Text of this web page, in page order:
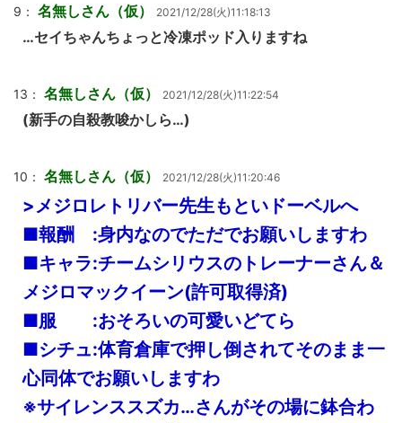
9： 名無しさん（仮） 2021/12/28(火)11:18:13
…セイちゃんちょっと冷凍ポッド入りますね
13： 名無しさん（仮） 2021/12/28(火)11:22:54
(新手の自殺教唆かしら…)
10： 名無しさん（仮） 2021/12/28(火)11:20:46
>メジロレトリバー先生もといドーベルへ
■報酬 :身内なのでただでお願いしますわ
■キャラ:チームシリウスのトレーナーさん＆
メジロマックイーン(許可取得済)
■服 :おそろいの可愛いどてら
■シチュ:体育倉庫で押し倒されてそのまま一
心同体でお願いしますわ
※サイレンススズカ…さんがその場に鉢合わ